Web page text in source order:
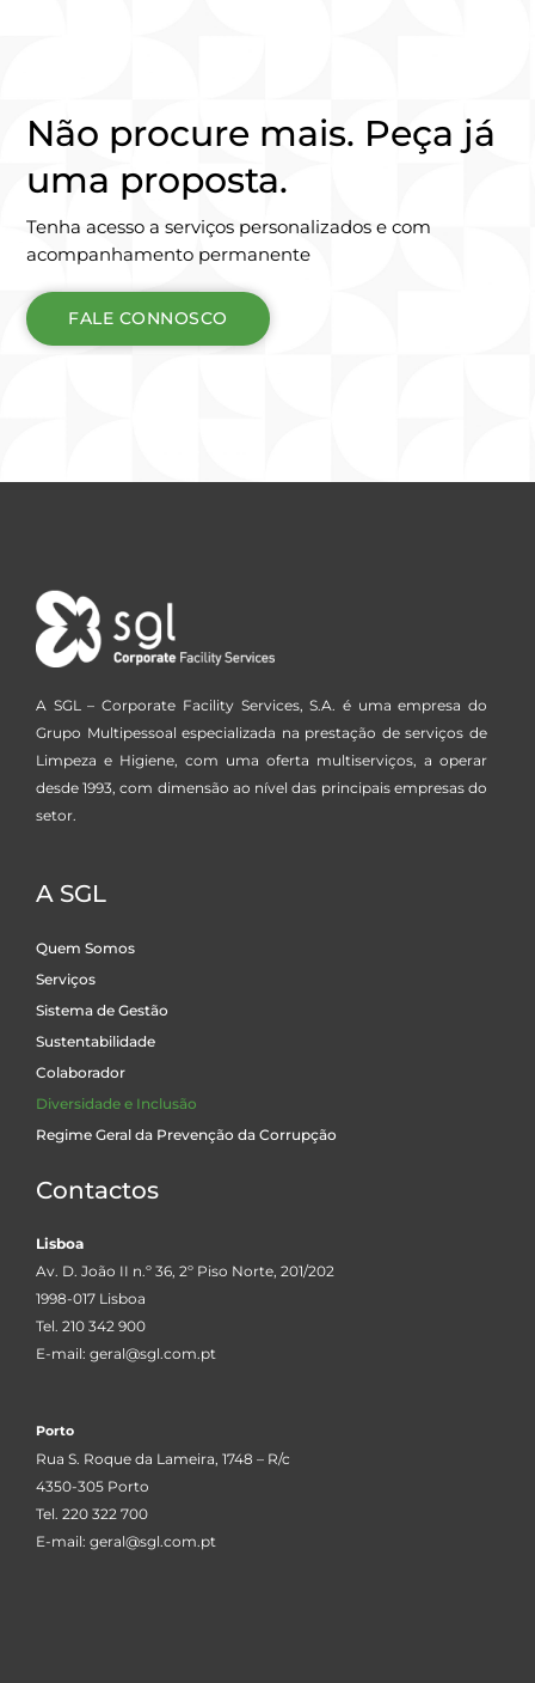
Não procure mais. Peça já
uma proposta.
Tenha acesso a serviços personalizados e com
acompanhamento permanente
FALE CONNOSCO
A SGL – Corporate Facility Services, S.A. é uma empresa do
Grupo Multipessoal especializada na prestação de serviços de
Limpeza e Higiene, com uma oferta multiserviços, a operar
desde 1993, com dimensão ao nível das principais empresas do
setor.
A SGL
Quem Somos
Serviços
Sistema de Gestão
Sustentabilidade
Colaborador
Diversidade e Inclusão
Regime Geral da Prevenção da Corrupção
Contactos
Lisboa
Av. D. João II n.º 36, 2º Piso Norte, 201/202
1998-017 Lisboa
Tel. 210 342 900
E-mail: geral@sgl.com.pt
Porto
Rua S. Roque da Lameira, 1748 – R/c
4350-305 Porto
Tel. 220 322 700
E-mail: geral@sgl.com.pt